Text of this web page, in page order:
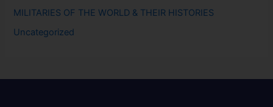
MILITARIES OF THE WORLD & THEIR HISTORIES
Uncategorized